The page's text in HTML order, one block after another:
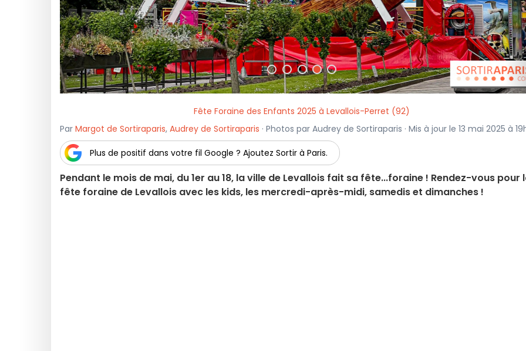
Fête Foraine des Enfants 2025 à Levallois-Perret (92)
Par Margot de Sortiraparis, Audrey de Sortiraparis · Photos par Audrey de Sortiraparis · Mis à jour le 13 mai 2025 à
Plus de positif dans votre fil Google ? Ajoutez Sortir à Paris.
Pendant le mois de mai, du 1er au 18, la ville de Levallois fait sa fête...foraine ! Rendez-vous pour
fête foraine de Levallois avec les kids, les mercredi-après-midi, samedis et dimanches !